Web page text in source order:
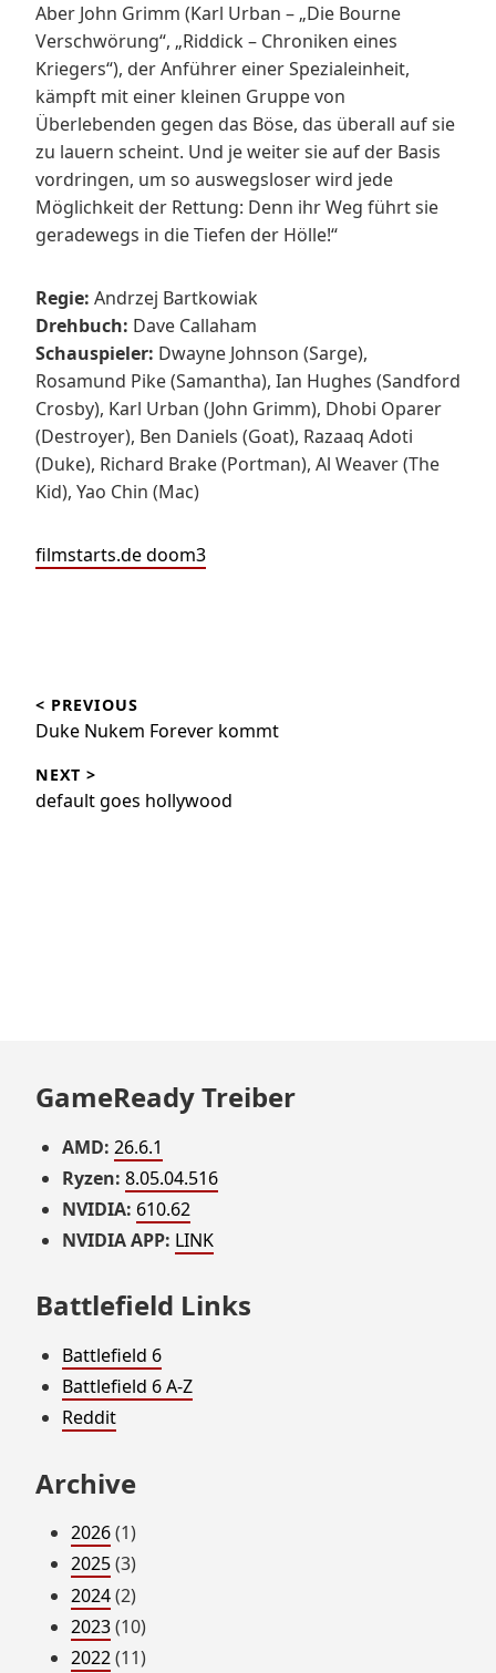
Aber John Grimm (Karl Urban – „Die Bourne
Verschwörung“, „Riddick – Chroniken eines
Kriegers“), der Anführer einer Spezialeinheit,
kämpft mit einer kleinen Gruppe von
Überlebenden gegen das Böse, das überall auf sie
zu lauern scheint. Und je weiter sie auf der Basis
vordringen, um so auswegsloser wird jede
Möglichkeit der Rettung: Denn ihr Weg führt sie
geradewegs in die Tiefen der Hölle!“
Regie: Andrzej Bartkowiak
Drehbuch: Dave Callaham
Schauspieler: Dwayne Johnson (Sarge),
Rosamund Pike (Samantha), Ian Hughes (Sandford
Crosby), Karl Urban (John Grimm), Dhobi Oparer
(Destroyer), Ben Daniels (Goat), Razaaq Adoti
(Duke), Richard Brake (Portman), Al Weaver (The
Kid), Yao Chin (Mac)
filmstarts.de doom3
< PREVIOUS
Duke Nukem Forever kommt
NEXT >
default goes hollywood
GameReady Treiber
AMD: 26.6.1
Ryzen: 8.05.04.516
NVIDIA: 610.62
NVIDIA APP: LINK
Battlefield Links
Battlefield 6
Battlefield 6 A-Z
Reddit
Archive
2026(1)
2025(3)
2024(2)
2023(10)
2022(11)